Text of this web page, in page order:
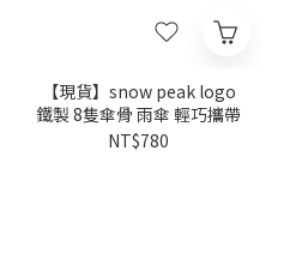
【現貨】snow peak logo
鐵製 8隻傘骨 雨傘 輕巧攜帶
NT$780